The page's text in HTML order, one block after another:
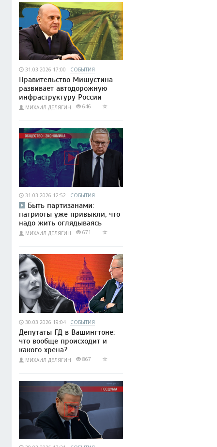
31.03.2026 17:00 СОБЫТИЯ
Правительство Мишустина
развивает автодорожную
инфраструктуру России
МИХАИЛ ДЕЛЯГИН 646
31.03.2026 12:52 СОБЫТИЯ
Быть партизанами:
патриоты уже привыкли, что
надо жить оглядываясь
МИХАИЛ ДЕЛЯГИН 671
30.03.2026 19:04 СОБЫТИЯ
Депутаты ГД в Вашингтоне:
что вообще происходит и
какого хрена?
МИХАИЛ ДЕЛЯГИН 867